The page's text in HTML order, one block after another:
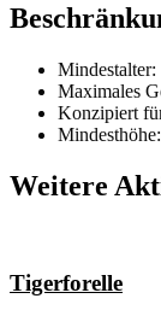
Mindestalter:
Maximales
Konzipiert
Weitere
Tigerforelle